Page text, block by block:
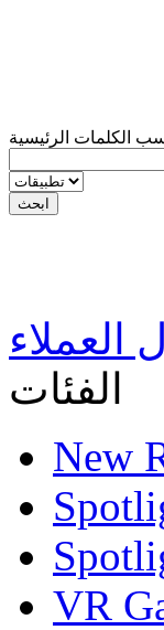
الكلمات الرئيسية
الفئات
New
VR